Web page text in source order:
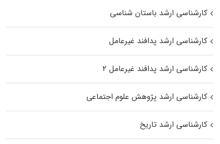
کارشناسی ارشد باستان شناسی
کارشناسی ارشد پدافند غیرعامل
کارشناسی ارشد پدافند غیرعامل ۲
کارشناسی ارشد پژوهش علوم اجتماعی
کارشناسی ارشد تاریخ